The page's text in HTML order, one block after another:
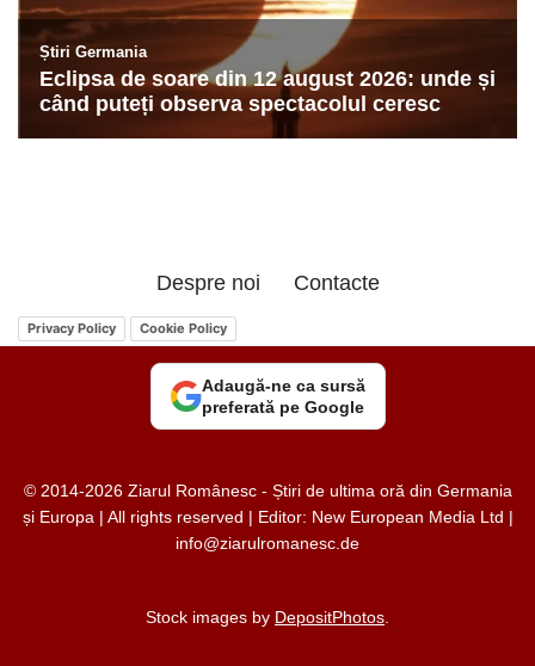
Despre noi Contacte
Privacy Policy Cookie Policy
Adaugă-ne ca sursă
preferată pe Google
© 2014-2026 Ziarul Românesc - Știri de ultima oră din Germania
și Europa | All rights reserved | Editor: New European Media Ltd |
info@ziarulromanesc.de
Stock images by DepositPhotos